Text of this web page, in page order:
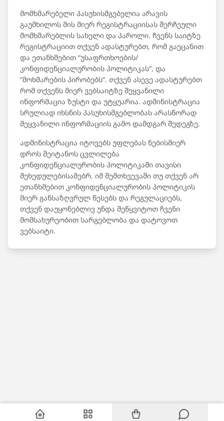
მომხმარებელი პასუხისმგებელია არავის
გაუმხილოს მის მიერ რეგისტრაციისას შერჩეული
მომხმარებლის სახელი და პაროლი. ჩვენს საიტზე
რეგისტრაციით თქვენ ადასტურებთ, რომ გაეცანით
და ეთანხმებით “უსაფრთხოების/
კონფიდენციალურობის პოლიტიკას”, და
“მოხმარების პირობებს”. თქვენ ასევე ადასტურებთ
რომ თქვენს მიერ ვებსაიტზე შეყვანილი
ინფორმაცია ზუსტი და უტყუარია. ადმინისტრაცია
სრულიად იხსნის პასუხისმგებლობას არასწორად
შეყვანილი ინფორმაციის გამო დამდგარ შედეგზე.
ადმინისტრაცია იტოვებს უფლებას ნებისმიერ
დროს შეიტანოს ცვლილება
კონფიდენციალურობის პოლიტიკაში თავისი
შეხედულებისამებრ. იმ შემთხვევაში თუ თქვენ არ
ეთანხმებით კონფიდენციალურობის პოლიტიკის
მიერ განსაზღვრულ წესებს და რეგულაციებს,
თქვენ დაუყონებლივ უნდა შეწყვიტოთ ჩვენი
მომსახურეობით სარგებლობა და დატოვოთ
ვებსაიტი.